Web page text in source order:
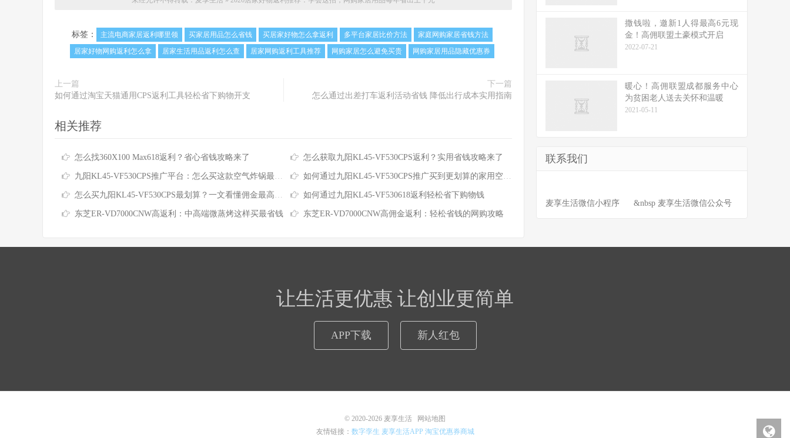
标签： 主流电商家居返利哪里领 买家居用品怎么省钱 买居家好物怎么拿返利 多平台家居比价方法
家庭网购家居省钱方法
居家好物网购返利怎么拿
居家生活用品返利怎么查 居家网购返利工具推荐 网购家居怎么避免买贵 网购家居用品隐藏优惠券
上一篇
如何通过淘宝天猫通用CPS返利工具轻松省下购物开支
下一篇
怎么通过出差打车返利活动省钱 降低出行成本实用指南
相关推荐
怎么找360X100 Max618返利？省心省钱攻略来了 怎么获取九阳KL45-VF530CPS返利？实用省钱攻略来了
九阳KL45-VF530CPS推广平台：怎么买这款空气炸锅最省钱？ 如何通过九阳KL45-VF530CPS推广买到更划算的家用空气炸锅
怎么买九阳KL45-VF530CPS最划算？一文看懂佣金最高的省钱方法 如何通过九阳KL45-VF530618返利轻松省下购物钱
东芝ER-VD7000CNW高返利：中高端微蒸烤这样买最省钱 东芝ER-VD7000CNW高佣金返利：轻松省钱的网购攻略
撒钱啦，邀新1人得最高6元现
金！高佣联盟土豪模式开启
2022-07-21
暖心！高佣联盟成都服务中心
为贫困老人送去关怀和温暖
2021-05-11
联系我们
麦享生活微信小程序 &nbsp 麦享生活微信公众号
让生活更优惠 让创业更简单
APP下载 新人红包
© 2020-2026 麦享生活
网站地图
友情链接： 数字孪生 麦享生活APP 淘宝优惠券商城